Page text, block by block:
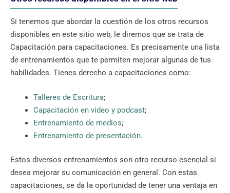
Si tenemos que abordar la cuestión de los otros recursos
disponibles en este sitio web, le diremos que se trata de
Capacitación para capacitaciones. Es precisamente una lista
de entrenamientos que te permiten mejorar algunas de tus
habilidades. Tienes derecho a capacitaciones como:
Talleres de Escritura;
Capacitación en video y podcast;
Entrenamiento de medios;
Entrenamiento de presentación.
Estos diversos entrenamientos son otro recurso esencial si
desea mejorar su comunicación en general. Con estas
capacitaciones, se da la oportunidad de tener una ventaja en